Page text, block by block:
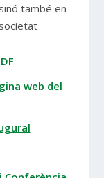
també en
web del